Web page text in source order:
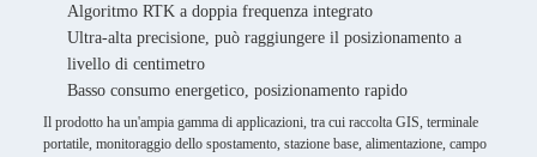
Algoritmo RTK a doppia frequenza integrato
Ultra-alta precisione, può raggiungere il posizionamento a
livello di centimetro
Basso consumo energetico, posizionamento rapido
Il prodotto ha un'ampia gamma di applicazioni, tra cui raccolta GIS, terminale
portatile, monitoraggio dello spostamento, stazione base, alimentazione, campo